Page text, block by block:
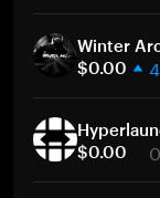
30 días
Capitalización
Winter
$0.00
30 días
Capitalización
$0.00